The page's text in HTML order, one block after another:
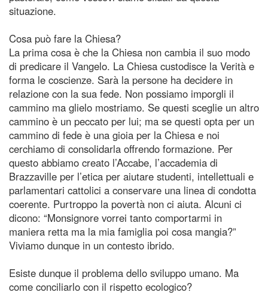
situazione.
Cosa può fare la Chiesa?
La prima cosa è che la Chiesa non cambia il suo modo
di predicare il Vangelo. La Chiesa custodisce la Verità e
forma le coscienze. Sarà la persone ha decidere in
relazione con la sua fede. Non possiamo imporgli il
cammino ma glielo mostriamo. Se questi sceglie un altro
cammino è un peccato per lui; ma se questi opta per un
cammino di fede è una gioia per la Chiesa e noi
cerchiamo di consolidarla offrendo formazione. Per
questo abbiamo creato l’Accabe, l’accademia di
Brazzaville per l’etica per aiutare studenti, intellettuali e
parlamentari cattolici a conservare una linea di condotta
coerente. Purtroppo la povertà non ci aiuta. Alcuni ci
dicono: “Monsignore vorrei tanto comportarmi in
maniera retta ma la mia famiglia poi cosa mangia?”
Viviamo dunque in un contesto ibrido.
Esiste dunque il problema dello sviluppo umano. Ma
come conciliarlo con il rispetto ecologico?